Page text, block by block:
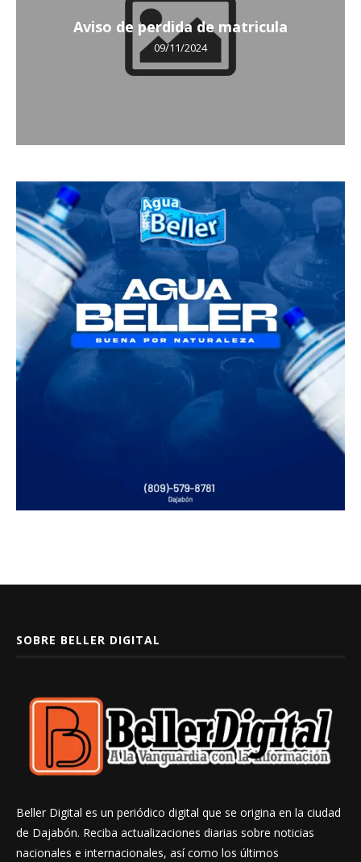
Aviso de perdida de matricula
09/11/2024
SOBRE BELLER DIGITAL
Beller Digital es un periódico digital que se origina en la ciudad
de Dajabón. Reciba actualizaciones diarias sobre noticias
nacionales e internacionales, así como los últimos